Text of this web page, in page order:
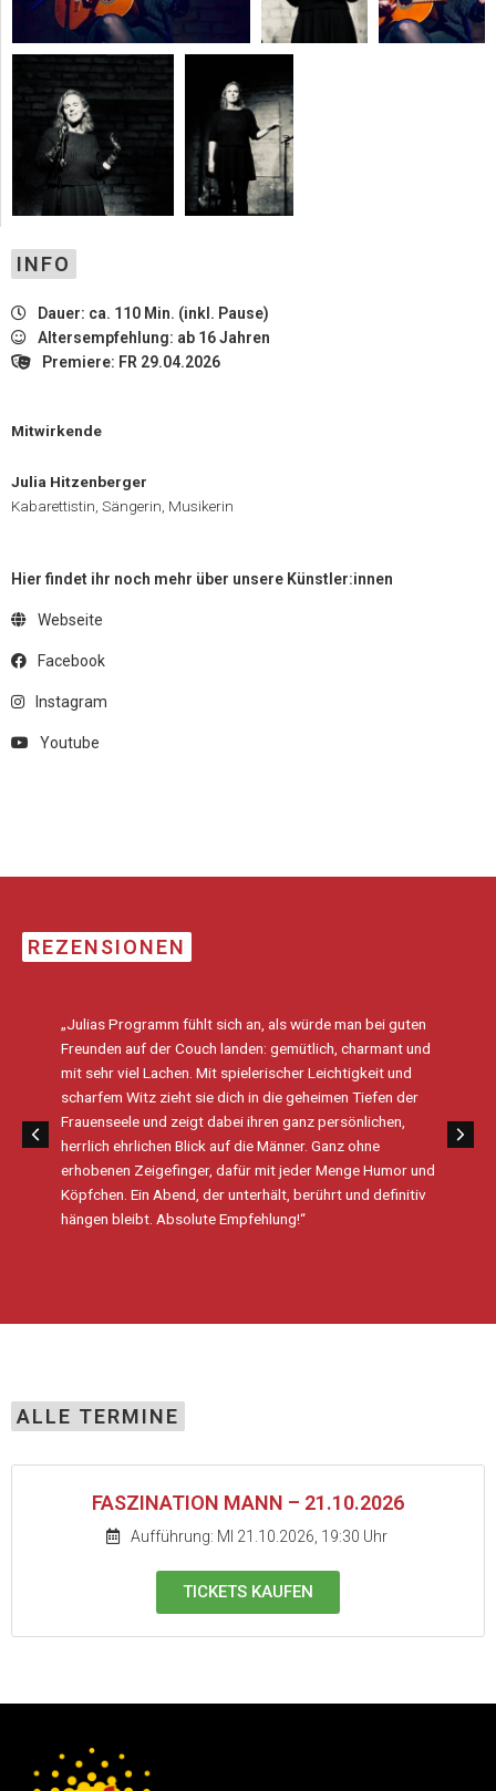
INFO
Dauer: ca. 110 Min. (inkl. Pause)
Altersempfehlung: ab 16 Jahren
Premiere: FR 29.04.2026
Mitwirkende
Julia Hitzenberger
Kabarettistin, Sängerin, Musikerin
Hier findet ihr noch mehr über unsere Künstler:innen
Webseite
Facebook
Instagram
Youtube
REZENSIONEN
„Julias Programm fühlt sich an, als würde man bei guten
Freunden auf der Couch landen: gemütlich, charmant und
mit sehr viel Lachen. Mit spielerischer Leichtigkeit und
scharfem Witz zieht sie dich in die geheimen Tiefen der
Frauenseele und zeigt dabei ihren ganz persönlichen,
herrlich ehrlichen Blick auf die Männer. Ganz ohne
erhobenen Zeigefinger, dafür mit jeder Menge Humor und
Köpfchen. Ein Abend, der unterhält, berührt und definitiv
hängen bleibt. Absolute Empfehlung!“
ALLE TERMINE
FASZINATION MANN – 21.10.2026
Aufführung: MI 21.10.2026, 19:30 Uhr
TICKETS KAUFEN